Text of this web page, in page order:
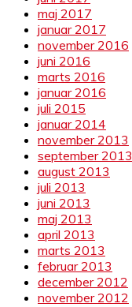
maj 2017
januar 2017
november 2016
juni 2016
marts 2016
januar 2016
juli 2015
januar 2014
november 2013
september 2013
august 2013
juli 2013
juni 2013
maj 2013
april 2013
marts 2013
februar 2013
december 2012
november 2012